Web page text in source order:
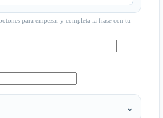
para empezar y completa la frase con tu